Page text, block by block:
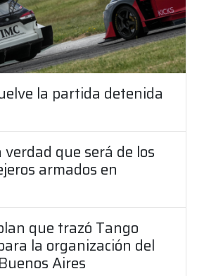
la partida detenida
verdad que será de los
armados en
que trazó Tango
la organización del
Aires